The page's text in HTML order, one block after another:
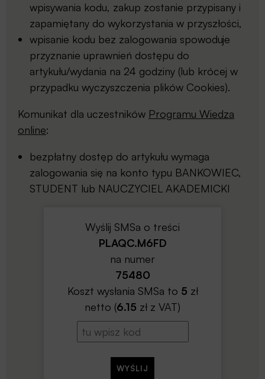
wpisywania kodu, zakup zostanie przypisany i
zapamiętany do wykorzystania w przyszłości,
wpisanie kodu bez zalogowania spowoduje
przyznanie uprawnień dostępu do
artykułu/wydania na 24 godziny (lub krócej w
przypadku wyczyszczenia plików Cookies).
Komunikat dla uczestników Programu Wiedza
online:
bezpłatny dostęp do artykułu wymaga
zalogowania się na konto typu BANKOWIEC,
STUDENT lub NAUCZYCIEL AKADEMICKI
Wyślij SMSa o treści
PLAQC.M6FD
na numer
75480
Koszt wysłania SMSa to 5 zł
netto (6.15 zł z VAT)